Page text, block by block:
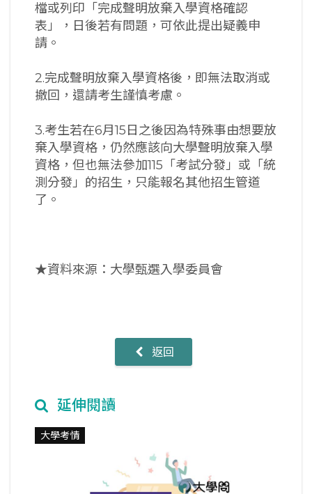
檔或列印「完成聲明放棄入學資格確認
表」，日後若有問題，可依此提出疑義申
請。
2.完成聲明放棄入學資格後，即無法取消或
撤回，還請考生謹慎考慮。
3.考生若在6月15日之後因為特殊事由想要放
棄入學資格，仍然應該向大學聲明放棄入學
資格，但也無法參加115「考試分發」或「統
測分發」的招生，只能報名其他招生管道
了。
★資料來源：大學甄選入學委員會
返回
延伸閱讀
大學考情